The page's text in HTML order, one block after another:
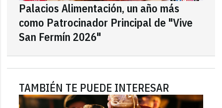
Palacios Alimentación, un año más
como Patrocinador Principal de "Vive
San Fermín 2026"
TAMBIÉN TE PUEDE INTERESAR